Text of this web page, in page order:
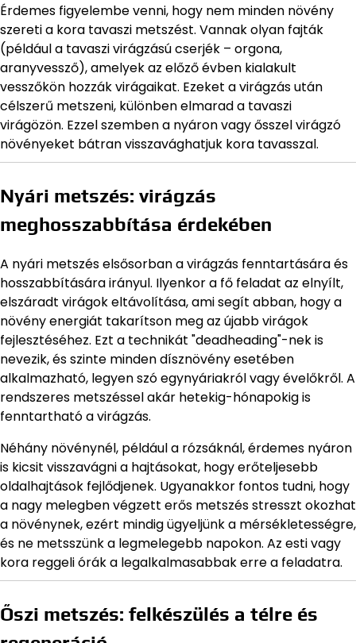
Érdemes figyelembe venni, hogy nem minden növény
szereti a kora tavaszi metszést. Vannak olyan fajták
(például a tavaszi virágzású cserjék – orgona,
aranyvessző), amelyek az előző évben kialakult
vesszőkön hozzák virágaikat. Ezeket a virágzás után
célszerű metszeni, különben elmarad a tavaszi
virágözön. Ezzel szemben a nyáron vagy ősszel virágzó
növényeket bátran visszavághatjuk kora tavasszal.
Nyári metszés: virágzás
meghosszabbítása érdekében
A nyári metszés elsősorban a virágzás fenntartására és
hosszabbítására irányul. Ilyenkor a fő feladat az elnyílt,
elszáradt virágok eltávolítása, ami segít abban, hogy a
növény energiát takarítson meg az újabb virágok
fejlesztéséhez. Ezt a technikát "deadheading"-nek is
nevezik, és szinte minden dísznövény esetében
alkalmazható, legyen szó egynyáriakról vagy évelőkről. A
rendszeres metszéssel akár hetekig-hónapokig is
fenntartható a virágzás.
Néhány növénynél, például a rózsáknál, érdemes nyáron
is kicsit visszavágni a hajtásokat, hogy erőteljesebb
oldalhajtások fejlődjenek. Ugyanakkor fontos tudni, hogy
a nagy melegben végzett erős metszés stresszt okozhat
a növénynek, ezért mindig ügyeljünk a mérsékletességre,
és ne metsszünk a legmelegebb napokon. Az esti vagy
kora reggeli órák a legalkalmasabbak erre a feladatra.
Őszi metszés: felkészülés a télre és